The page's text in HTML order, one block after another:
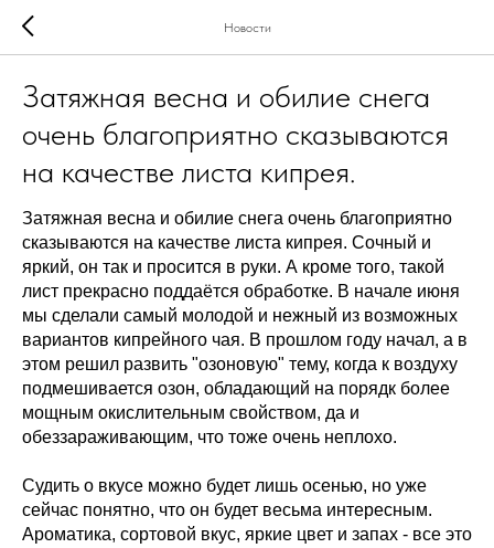
Новости
Затяжная весна и обилие снега
очень благоприятно сказываются
на качестве листа кипрея.
Затяжная весна и обилие снега очень благоприятно
сказываются на качестве листа кипрея. Сочный и
яркий, он так и просится в руки. А кроме того, такой
лист прекрасно поддаётся обработке. В начале июня
мы сделали самый молодой и нежный из возможных
вариантов кипрейного чая. В прошлом году начал, а в
этом решил развить "озоновую" тему, когда к воздуху
подмешивается озон, обладающий на порядк более
мощным окислительным свойством, да и
обеззараживающим, что тоже очень неплохо.
Судить о вкусе можно будет лишь осенью, но уже
сейчас понятно, что он будет весьма интересным.
Ароматика, сортовой вкус, яркие цвет и запах - все это